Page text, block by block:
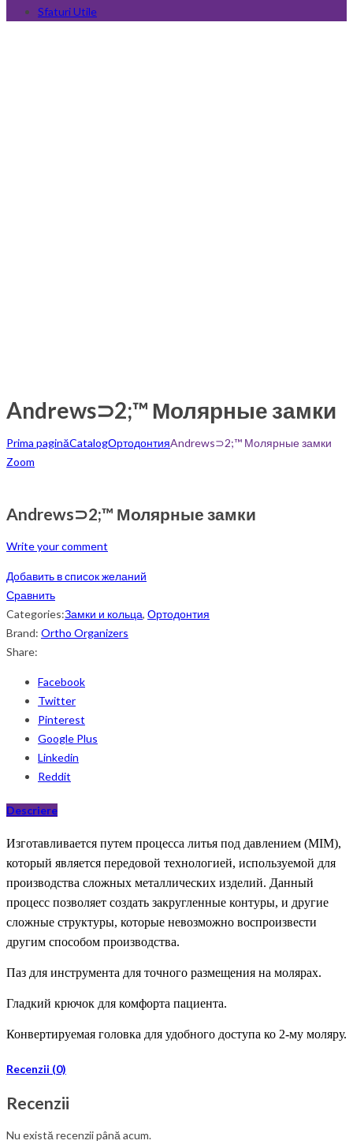
Sfaturi Utile
Andrews⊃2;™ Молярные замки
Prima paginăCatalogОртодонтияAndrews⊃2;™ Молярные замки
Zoom
Andrews⊃2;™ Молярные замки
Write your comment
Добавить в список желаний
Сравнить
Categories:Замки и кольца, Ортодонтия
Brand: Ortho Organizers
Share:
Facebook
Twitter
Pinterest
Google Plus
Linkedin
Reddit
Descriere
Изготавливается путем процесса литья под давлением (MIM),
который является передовой технологией, используемой для
производства сложных металлических изделий. Данный
процесс позволяет создать закругленные контуры, и другие
сложные структуры, которые невозможно воспроизвести
другим способом производства.
Паз для инструмента для точного размещения на молярах.
Гладкий крючок для комфорта пациента.
Конвертируемая головка для удобного доступа ко 2-му моляру.
Recenzii (0)
Recenzii
Nu există recenzii până acum.